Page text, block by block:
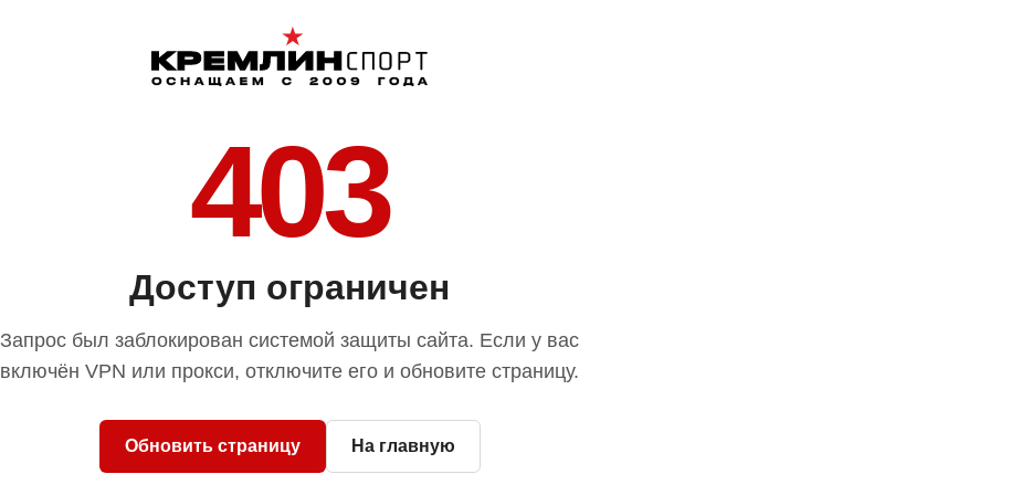
403
Доступ ограничен
Запрос был заблокирован системой защиты сайта. Если у вас
включён VPN или прокси, отключите его и обновите страницу.
Обновить страницу На главную